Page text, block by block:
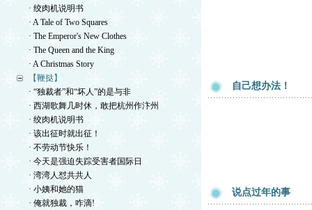
· 绞肉机说明书
· A Tale of Two Squares
· The Emperor's New Clothes
· The Queen and the King
· A Christmas Story
【鞭挞】
· “独裁者”和“坏人”的是与非
· 西湖歌舞几时休，敢把杭州作汴州
· 绞肉机说明书
· 该出征时就出征！
· 不劳动节快乐！
· 今天是强迫失踪受害者国际日
· 湾湾人怼共共人
· 小姨和她的猫
· 俺就独裁，咋滴!
自己想办法！
说点过年的事